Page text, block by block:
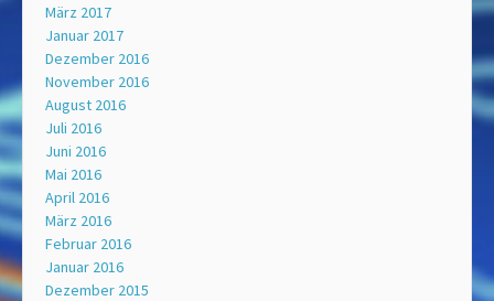
März 2017
Januar 2017
Dezember 2016
November 2016
August 2016
Juli 2016
Juni 2016
Mai 2016
April 2016
März 2016
Februar 2016
Januar 2016
Dezember 2015